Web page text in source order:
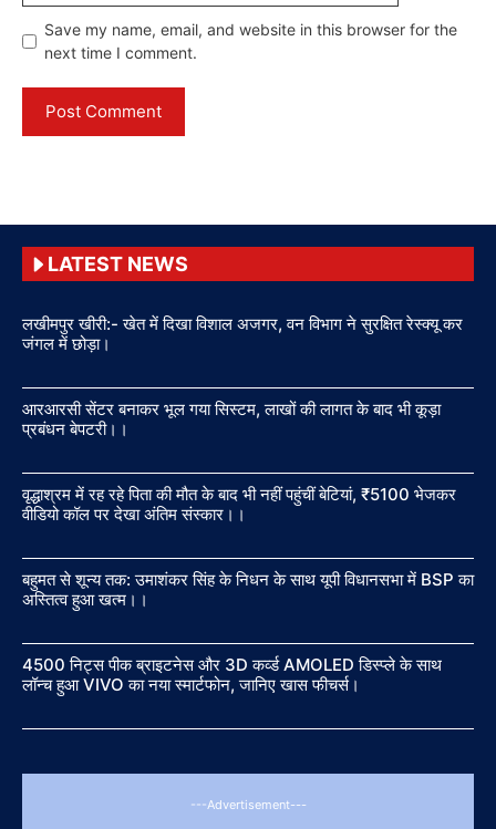
Save my name, email, and website in this browser for the
next time I comment.
LATEST NEWS
लखीमपुर खीरी:- खेत में दिखा विशाल अजगर, वन विभाग ने सुरक्षित रेस्क्यू कर
जंगल में छोड़ा।
आरआरसी सेंटर बनाकर भूल गया सिस्टम, लाखों की लागत के बाद भी कूड़ा
प्रबंधन बेपटरी।।
वृद्धाश्रम में रह रहे पिता की मौत के बाद भी नहीं पहुंचीं बेटियां, ₹5100 भेजकर
वीडियो कॉल पर देखा अंतिम संस्कार।।
बहुमत से शून्य तक: उमाशंकर सिंह के निधन के साथ यूपी विधानसभा में BSP का
अस्तित्व हुआ खत्म।।
4500 निट्स पीक ब्राइटनेस और 3D कर्व्ड AMOLED डिस्प्ले के साथ
लॉन्च हुआ VIVO का नया स्मार्टफोन, जानिए खास फीचर्स।
---Advertisement---